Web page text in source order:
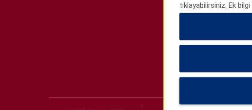
tıklayabilirsiniz. Ek